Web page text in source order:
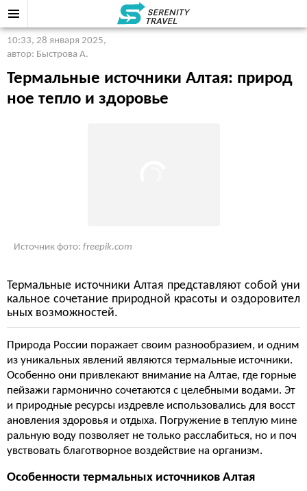
10:33, 28 января 2025,
автор: Быстрова А.
Термальные источники Алтая: природ
ное тепло и здоровье
Источник фото: freepik.com
Термальные источники Алтая представляют собой уни
кальное сочетание природной красоты и оздоровител
ьных возможностей.
Природа России поражает своим разнообразием, и одним
из уникальных явлений являются термальные источники.
Особенно они привлекают внимание на Алтае, где горные
пейзажи гармонично сочетаются с целебными водами. Эт
и природные ресурсы издревле использовались для восст
ановления здоровья и отдыха. Погружение в теплую мине
ральную воду позволяет не только расслабиться, но и поч
увствовать благотворное воздействие на организм.
Особенности термальных источников Алтая